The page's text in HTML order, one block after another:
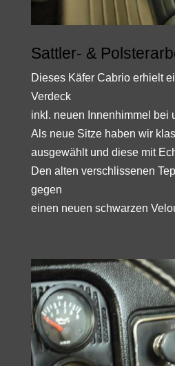
Sattler- &
Dieses Käfer Cabrio erhielt
Verdeck
inkl. neuen Innenhimmel bei
Als neue Sitze haben wir
ausgewählt und diese mit
Den alten verschlissenen
gegen
einen neuen schwarzen